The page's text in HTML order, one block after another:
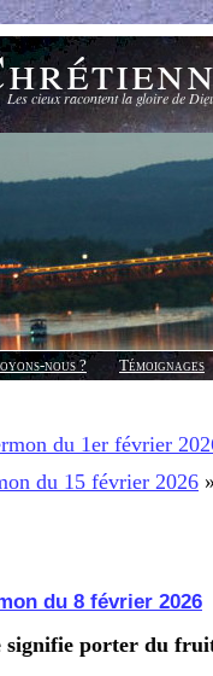
Les cieux racontent la gloire de
nous ?
Témoignages
du 1er février
du 15 février 2026
du 8 février 2026
signifie porter du